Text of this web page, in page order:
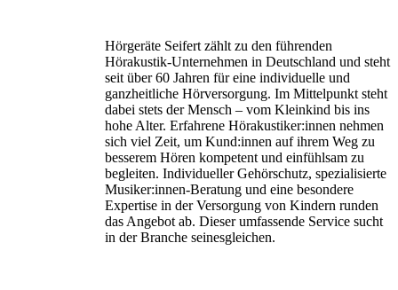
Hörgeräte Seifert zählt zu den führenden
Hörakustik-Unternehmen in Deutschland und steht
seit über 60 Jahren für eine individuelle und
ganzheitliche Hörversorgung. Im Mittelpunkt steht
dabei stets der Mensch – vom Kleinkind bis ins
hohe Alter. Erfahrene Hörakustiker:innen nehmen
sich viel Zeit, um Kund:innen auf ihrem Weg zu
besserem Hören kompetent und einfühlsam zu
begleiten. Individueller Gehörschutz, spezialisierte
Musiker:innen-Beratung und eine besondere
Expertise in der Versorgung von Kindern runden
das Angebot ab. Dieser umfassende Service sucht
in der Branche seinesgleichen.